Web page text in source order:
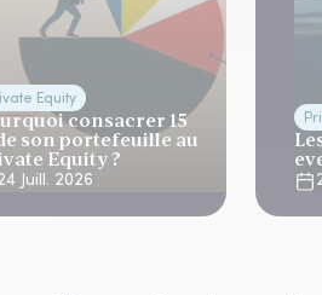
Equity
consacrer 15
son portefeuille au
Equity ?
Juill. 2026